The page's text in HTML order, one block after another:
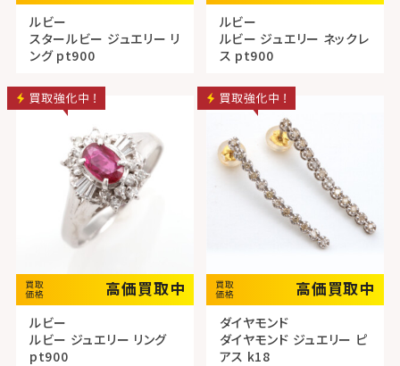
ルビー
スタールビー ジュエリー リ
ング pt900
ルビー
ルビー ジュエリー ネックレ
ス pt900
高価買取中
ルビー
ルビー ジュエリー リング
pt900
高価買取中
ダイヤモンド
ダイヤモンド ジュエリー ピ
アス k18